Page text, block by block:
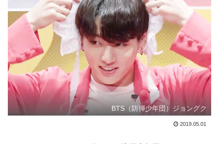
BTS（防弾少年団）ジョングク
2019.05.01